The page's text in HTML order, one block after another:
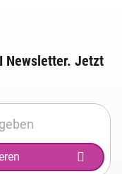
Newsletter. Jetzt